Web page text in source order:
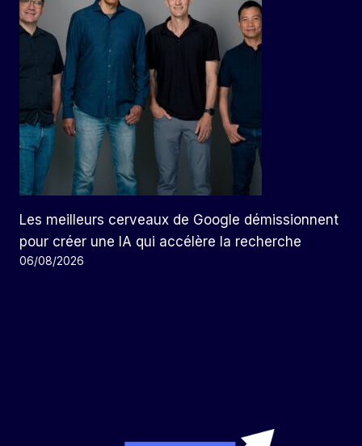
Les meilleurs cerveaux de Google démissionnent
pour créer une IA qui accélère la recherche
06/08/2026